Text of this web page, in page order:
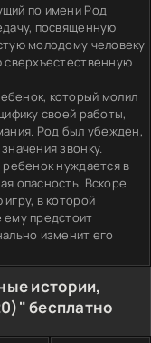
по имени Род
посвященную
молодому человеку
сверхъестественную
который молил
своей работы,
Род был убежден,
звонку.
нуждается в
опасность. Вскоре
в которой
предстоит
изменит его
истории,
бесплатно